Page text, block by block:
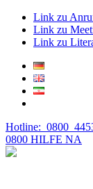
Link zu
Link zu
Link zu
Hotline: 0800
0800 HILFE NA